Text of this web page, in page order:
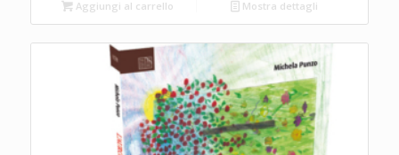
Aggiungi al carrello Mostra dettagli